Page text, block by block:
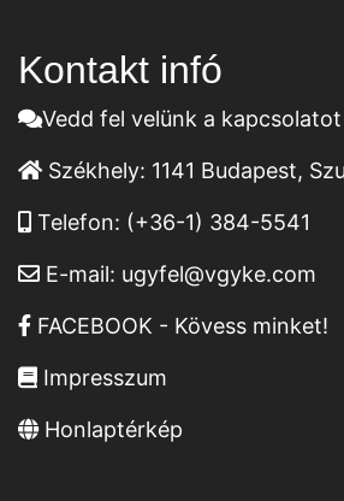
Kontakt infó
Vedd fel velünk a
Székhely: 1141 Budapest,
Telefon: (+36-1) 384-5541
E-mail: ugyfel@vgyke.com
FACEBOOK - Kövess minket!
Impresszum
Honlaptérkép